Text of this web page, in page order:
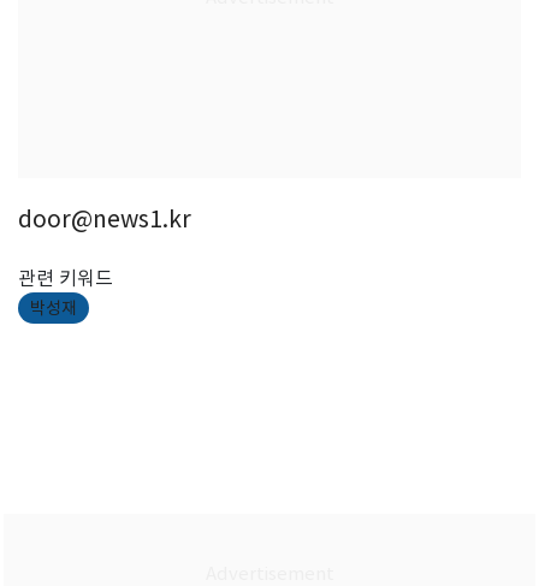
door@news1.kr
관련 키워드
박성재